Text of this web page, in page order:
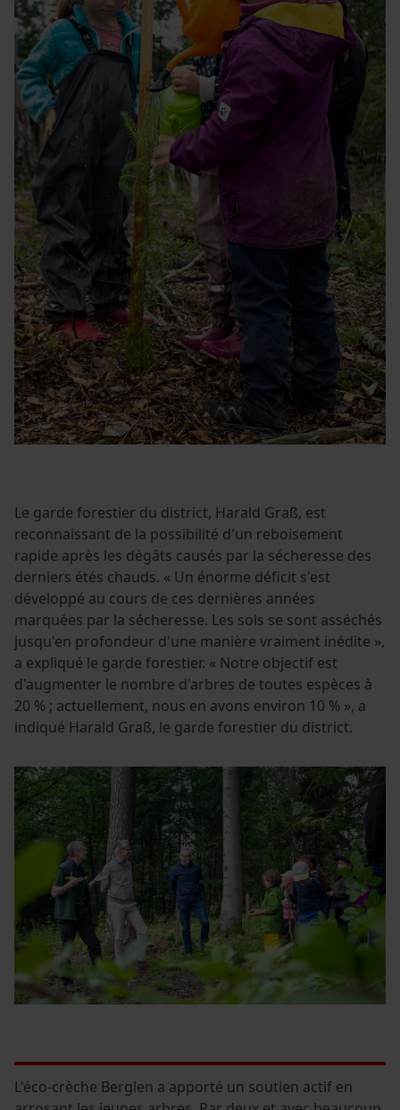
Le garde forestier du district, Harald Graß, est
reconnaissant de la possibilité d'un reboisement
rapide après les dégâts causés par la sécheresse des
derniers étés chauds. « Un énorme déficit s'est
développé au cours de ces dernières années
marquées par la sécheresse. Les sols se sont asséchés
jusqu'en profondeur d'une manière vraiment inédite »,
a expliqué le garde forestier. « Notre objectif est
d'augmenter le nombre d'arbres de toutes espèces à
20 % ; actuellement, nous en avons environ 10 % », a
indiqué Harald Graß, le garde forestier du district.
L'éco-crèche Berglen a apporté un soutien actif en